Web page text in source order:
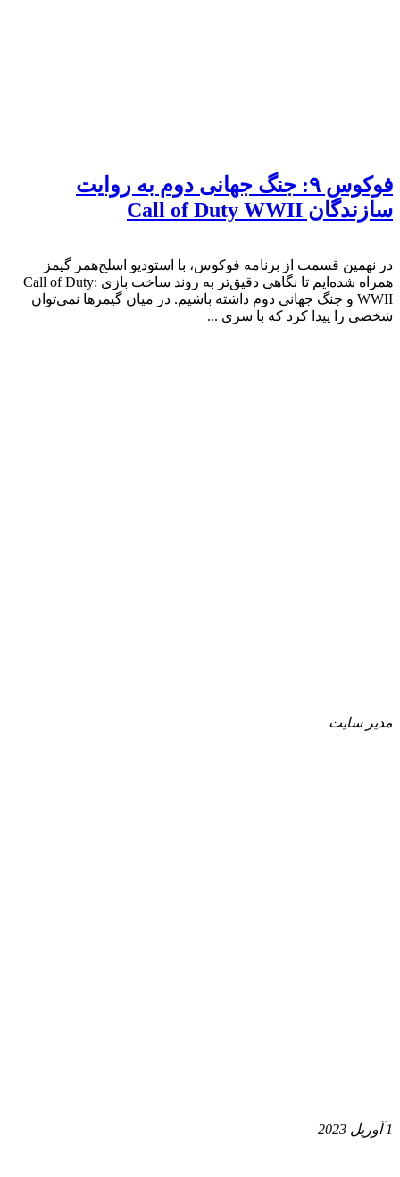
فوکوس ۹: جنگ جهانی دوم به روایت
سازندگان Call of Duty WWII
در نهمین قسمت از برنامه فوکوس، با استودیو اسلج‌همر گیمز
همراه شده‌ایم تا نگاهی دقیق‌تر به روند ساخت بازی Call of Duty:
WWII و جنگ جهانی دوم داشته باشیم. در میان گیمرها نمی‌توان
شخصی را پیدا کرد که با سری ...
مدیر سایت
1 آوریل 2023